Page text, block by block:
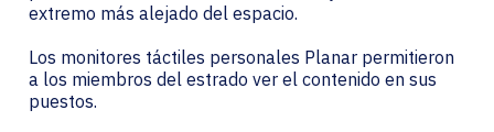
extremo más alejado del espacio.
Los monitores táctiles personales Planar permitieron
a los miembros del estrado ver el contenido en sus
puestos.